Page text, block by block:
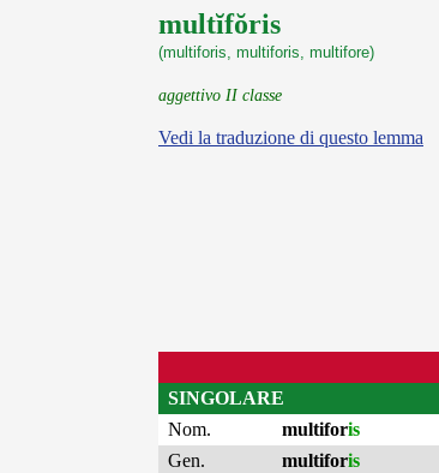
multĭfŏris
(multiforis, multiforis, multifore)
aggettivo II classe
Vedi la traduzione di questo lemma
SINGOLARE
Nom.
multiforis
Gen.
multiforis